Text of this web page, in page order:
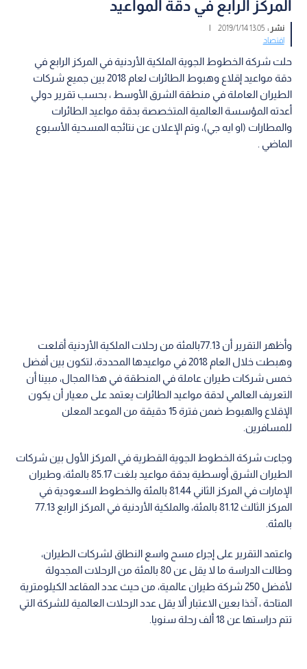
المركز الرابع في دقة المواعيد
نشر :13:05 2019/1/14
|
اقتصاد
حلت شركة الخطوط الجوية الملكية الأردنية في المركز الرابع في
دقة مواعيد إقلاع وهبوط الطائرات لعام 2018 بين جميع شركات
الطيران العاملة في منطقة الشرق الأوسط ، بحسب تقرير دولي
أعدته المؤسسة العالمية المتخصصة بدقة مواعيد الطائرات
والمطارات (او ايه جي)، وتم الإعلان عن نتائجه المسحية الأسبوع
الماضي .
وأظهر التقرير أن 77.13بالمئة من رحلات الملكية الأردنية أقلعت
وهبطت خلال العام 2018 في مواعيدها المحددة، لتكون بين أفضل
خمس شركات طيران عاملة في المنطقة في هذا المجال، مبينا أن
التعريف العالمي لدقة مواعيد الطائرات يعتمد على معيار أن يكون
الإقلاع والهبوط ضمن فترة 15 دقيقة من الموعد المعلن
للمسافرين.
وجاءت شركة الخطوط الجوية القطرية في المركز الأول بين شركات
الطيران الشرق أوسطية بدقة مواعيد بلغت 85.17 بالمئة، وطيران
الإمارات في المركز الثاني 81.44 بالمئة والخطوط السعودية في
المركز الثالث 81.12 بالمئة، والملكية الأردنية في المركز الرابع 77.13
بالمئة.
واعتمد التقرير على إجراء مسح واسع النطاق لشركات الطيران،
وطالت الدراسة ما لا يقل عن 80 بالمئة من الرحلات المجدولة
لأفضل 250 شركة طيران عالمية، من حيث عدد المقاعد الكيلومترية
المتاحة ، آخذا بعين الاعتبار ألا يقل عدد الرحلات العالمية للشركة التي
تتم دراستها عن 18 ألف رحلة سنويا.